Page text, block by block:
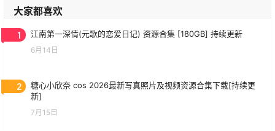
大家都喜欢
1 江南第一深情(元歌的恋爱日记) 资源合集 [180GB] 持续更新
6月14日
2
糖心小欣奈 cos 2026最新写真照片及视频资源合集下载[持续更
新]
7月15日